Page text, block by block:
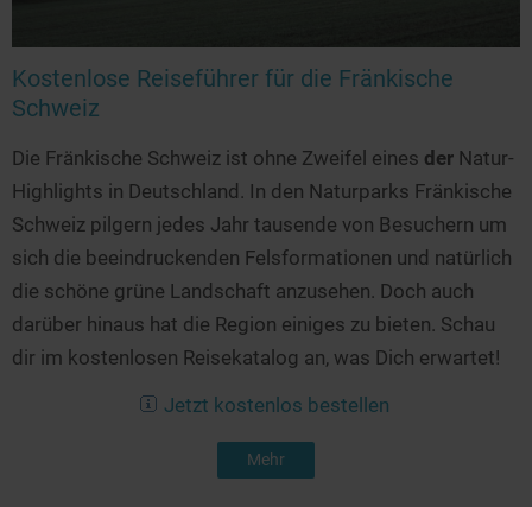
Kostenlose Reiseführer für die Fränkische
Schweiz
Die Fränkische Schweiz ist ohne Zweifel eines der Natur-
Highlights in Deutschland. In den Naturparks Fränkische
Schweiz pilgern jedes Jahr tausende von Besuchern um
sich die beeindruckenden Felsformationen und natürlich
die schöne grüne Landschaft anzusehen. Doch auch
darüber hinaus hat die Region einiges zu bieten. Schau
dir im kostenlosen Reisekatalog an, was Dich erwartet!
Jetzt kostenlos bestellen
Mehr